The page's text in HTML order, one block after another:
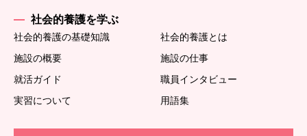
社会的養護を学ぶ
社会的養護の基礎知識
社会的養護とは
施設の概要
施設の仕事
就活ガイド
職員インタビュー
実習について
用語集